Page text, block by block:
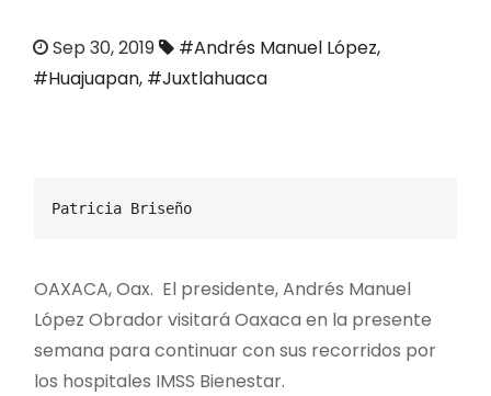
Sep 30, 2019 #Andrés Manuel López,
#Huajuapan, #Juxtlahuaca
Patricia Briseño
OAXACA, Oax. El presidente, Andrés Manuel
López Obrador visitará Oaxaca en la presente
semana para continuar con sus recorridos por
los hospitales IMSS Bienestar.